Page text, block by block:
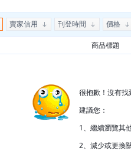
賣家信用 刊登時間 價格
商品標題
很抱歉！沒有
建議您：
1、繼續瀏覽其
2、減少或更換